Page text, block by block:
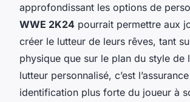
approfondissant les options de
WWE 2K24 pourrait permettre aux
créer le lutteur de leurs rêves, tant
physique que sur le plan du style de
lutteur personnalisé, c’est l’assurance
identification plus forte du joueur à